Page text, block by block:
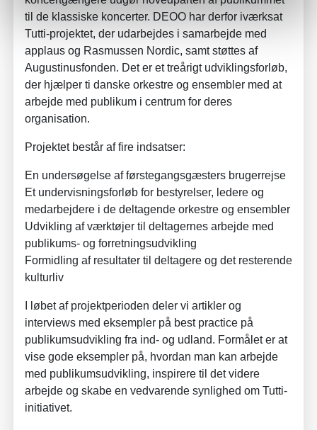
til de klassiske koncerter. DEOO har derfor iværksat
Tutti-projektet, der udarbejdes i samarbejde med
applaus og Rasmussen Nordic, samt støttes af
Augustinusfonden. Det er et treårigt udviklingsforløb,
der hjælper ti danske orkestre og ensembler med at
arbejde med publikum i centrum for deres
organisation.
Projektet består af fire indsatser:
En undersøgelse af førstegangsgæsters brugerrejse
Et undervisningsforløb for bestyrelser, ledere og
medarbejdere i de deltagende orkestre og ensembler
Udvikling af værktøjer til deltagernes arbejde med
publikums- og forretningsudvikling
Formidling af resultater til deltagere og det resterende
kulturliv
I løbet af projektperioden deler vi artikler og
interviews med eksempler på best practice på
publikumsudvikling fra ind- og udland. Formålet er at
vise gode eksempler på, hvordan man kan arbejde
med publikumsudvikling, inspirere til det videre
arbejde og skabe en vedvarende synlighed om Tutti-
initiativet.